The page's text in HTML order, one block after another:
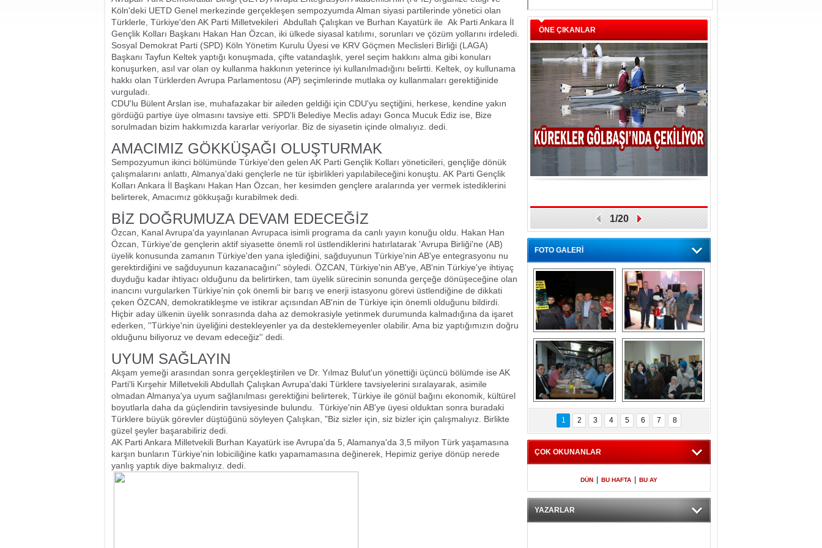
Köln'deki UETD Genel merkezinde gerçekleşen sempozyumda Alman siyasi partilerinde yönetici olan
Türklerle, Türkiye'den AK Parti Milletvekileri Abdullah Çalışkan ve Burhan Kayatürk ile Ak Parti Ankara İl
Gençlik Kolları Başkanı Hakan Han Özcan, iki ülkede siyasal katılımı, sorunları ve çözüm yollarını irdeledi.
Sosyal Demokrat Parti (SPD) Köln Yönetim Kurulu Üyesi ve KRV Göçmen Meclisleri Birliği (LAGA)
Başkanı Tayfun Keltek yaptığı konuşmada, çifte vatandaşlık, yerel seçim hakkını alma gibi konuları
konuşurken, asıl var olan oy kullanma hakkının yeterince iyi kullanılmadığını belirtti. Keltek, oy kullunama
hakkı olan Türklerden Avrupa Parlamentosu (AP) seçimlerinde mutlaka oy kullanmaları gerektiğinide
vurguladı.
CDU'lu Bülent Arslan ise, muhafazakar bir aileden geldiği için CDU'yu seçtiğini, herkese, kendine yakın
gördüğü partiye üye olmasını tavsiye etti. SPD'li Belediye Meclis adayı Gonca Mucuk Ediz ise, Bize
sorulmadan bizim hakkımızda kararlar veriyorlar. Biz de siyasetin içinde olmalıyız. dedi.
AMACIMIZ GÖKKÜŞAĞI OLUŞTURMAK
Sempozyumun ikinci bölümünde Türkiye'den gelen AK Parti Gençlik Kolları yöneticileri, gençliğe dönük
çalışmalarını anlattı, Almanya'daki gençlerle ne tür işbirlikleri yapılabileceğini konuştu. AK Parti Gençlik
Kolları Ankara İl Başkanı Hakan Han Özcan, her kesimden gençlere aralarında yer vermek istediklerini
belirterek, Amacımız gökkuşağı kurabilmek dedi.
BİZ DOĞRUMUZA DEVAM EDECEĞİZ
Özcan, Kanal Avrupa'da yayınlanan Avrupaca isimli programa da canlı yayın konuğu oldu. Hakan Han
Özcan, Türkiye'de gençlerin aktif siyasette önemli rol üstlendiklerini hatırlatarak 'Avrupa Birliği'ne (AB)
üyelik konusunda zamanın Türkiye'den yana işlediğini, sağduyunun Türkiye'nin AB'ye entegrasyonu nu
gerektirdiğini ve sağduyunun kazanacağını'' söyledi. ÖZCAN, Türkiye'nin AB'ye, AB'nin Türkiye'ye ihtiyaç
duyduğu kadar ihtiyacı olduğunu da belirtirken, tam üyelik sürecinin sonunda gerçeğe dönüşeceğine olan
inancını vurgularken Türkiye'nin çok önemli bir barış ve enerji istasyonu görevi üstlendiğine de dikkati
çeken ÖZCAN, demokratikleşme ve istikrar açısından AB'nin de Türkiye için önemli olduğunu bildirdi.
Hiçbir aday ülkenin üyelik sonrasında daha az demokrasiyle yetinmek durumunda kalmadığına da işaret
ederken, ''Türkiye'nin üyeliğini destekleyenler ya da desteklemeyenler olabilir. Ama biz yaptığımızın doğru
olduğunu biliyoruz ve devam edeceğiz'' dedi.
UYUM SAĞLAYIN
Akşam yemeği arasından sonra gerçekleştirilen ve Dr. Yılmaz Bulut'un yönettiği üçüncü bölümde ise AK
Parti'li Kırşehir Milletvekili Abdullah Çalışkan Avrupa'daki Türklere tavsiyelerini sıralayarak, asimile
olmadan Almanya'ya uyum sağlanılması gerektiğini belirterek, Türkiye ile gönül bağını ekonomik, kültürel
boyutlarla daha da güçlendirin tavsiyesinde bulundu. Türkiye'nin AB'ye üyesi olduktan sonra buradaki
Türklere büyük görevler düştüğünü söyleyen Çalışkan, "Biz sizler için, siz bizler için çalışmalıyız. Birlikte
güzel şeyler başarabiliriz dedi.
AK Parti Ankara Milletvekili Burhan Kayatürk ise Avrupa'da 5, Alamanya'da 3,5 milyon Türk yaşamasına
karşın bunların Türkiye'nin lobiciliğine katkı yapamamasına değinerek, Hepimiz geriye dönüp nerede
yanlış yaptık diye bakmalıyız. dedi.
ÖNE ÇIKANLAR
1/20
FOTO GALERİ
Gölbaşı GAZZE
İÇİN YÜRÜDÜ
Kaymakamlıktan
iftar yemeği
Kaymakamlıktan
iftar yemeği
NERGÜL
YILDIRIM SEÇİM
BÜROSUNU AÇTI
1 2 3 4 5 6 7 8
ÇOK OKUNANLAR
DÜN BU HAFTA BU AY
YAZARLAR